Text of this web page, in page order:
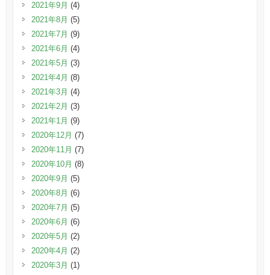
2021年9月 (4)
2021年8月 (5)
2021年7月 (9)
2021年6月 (4)
2021年5月 (3)
2021年4月 (8)
2021年3月 (4)
2021年2月 (3)
2021年1月 (9)
2020年12月 (7)
2020年11月 (7)
2020年10月 (8)
2020年9月 (5)
2020年8月 (6)
2020年7月 (5)
2020年6月 (6)
2020年5月 (2)
2020年4月 (2)
2020年3月 (1)